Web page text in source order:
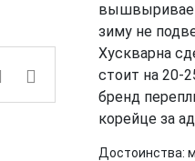
зиму не
Хускварна
стоит на 20-
бренд
корейце за
Достоинства: